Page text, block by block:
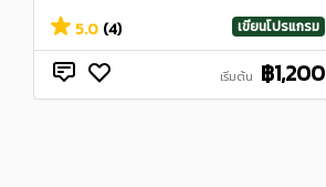
5.0 (4) เขียนโปรแกรม
เริ่มต้น ฿1,200